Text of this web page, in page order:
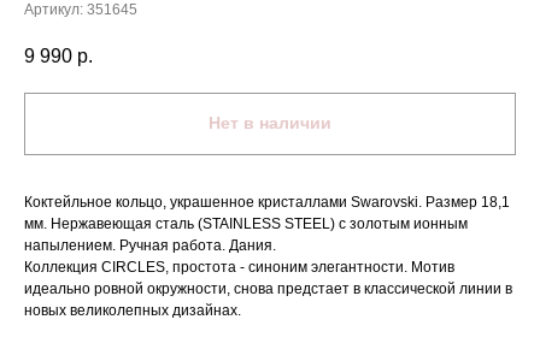
Артикул: 351645
9 990 р.
Нет в наличии
Коктейльное кольцо, украшенное кристаллами Swarovski. Размер 18,1
мм. Нержавеющая сталь (STAINLESS STEEL) с золотым ионным
напылением. Ручная работа. Дания.
Коллекция CIRCLES, простота - синоним элегантности. Мотив
идеально ровной окружности, снова предстает в классической линии в
новых великолепных дизайнах.